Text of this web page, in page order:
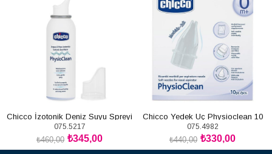
Chicco İzotonik Deniz Suyu Spreyi
100 ml
075.5217
₺345,00
₺460,00
SEPETE EKLE
İndirim
%25İndirim
Chicco Yedek Uç Physioclean 10
Adet
075.4982
₺330,00
₺440,00
SEPETE EKLE